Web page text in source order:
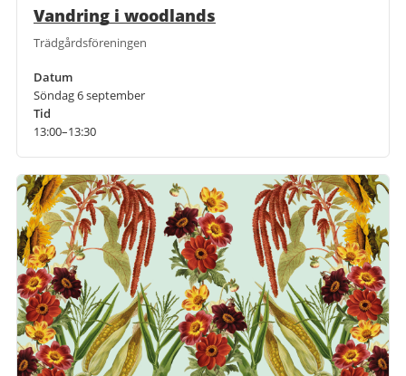
Vandring i woodlands
Trädgårdsföreningen
Datum
Söndag 6 september
Tid
13:00–13:30